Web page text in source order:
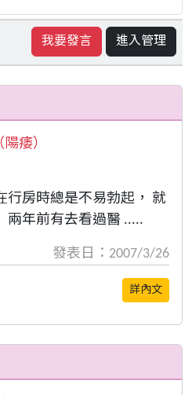
我要發言 進入管理
痿）
行房時總是不易勃起， 就
兩年前有去看過醫 .....
發表日：2007/3/26
詳內文